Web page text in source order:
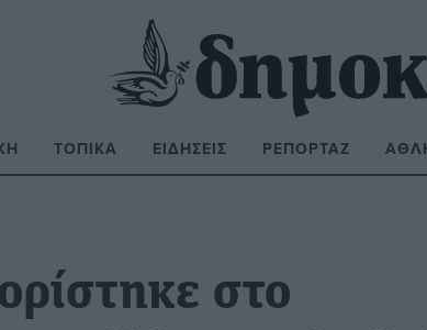
ΤΟΠΙΚΆ ΕΙΔΉΣΕΙΣ ΡΕΠΟΡΤΆΖ
στο